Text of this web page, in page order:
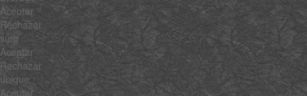
Aceptar
Rechazar
sum
Aceptar
Rechazar
unique
Aceptar